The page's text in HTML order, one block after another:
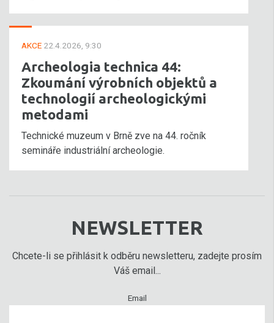
AKCE 22.4.2026, 9:30
Archeologia technica 44:
Zkoumání výrobních objektů a
technologií archeologickými
metodami
Technické muzeum v Brně zve na 44. ročník
semináře industriální archeologie.
NEWSLETTER
Chcete-li se přihlásit k odběru newsletteru, zadejte prosím
Váš email...
Email